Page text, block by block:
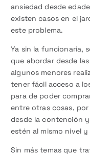
ansiedad desde
existen casos en el
este problema.
Ya sin la funcionaria,
que abordar desde
algunos menores
tener fácil acceso a
para de poder
entre otras cosas,
desde la contención
estén al mismo nivel
Sin más temas que